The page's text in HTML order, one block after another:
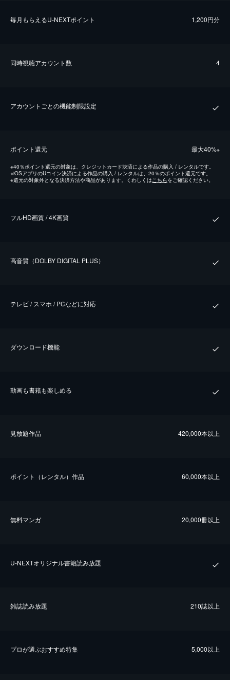
毎⽉もらえるU-NEXTポイント 1,200円分
同時視聴アカウント数 4
アカウントごとの機能制限設定
ポイント還元 最⼤40%※
※40％ポイント還元の対象は、クレジットカード決済による作品の購入 / レンタルです。
※iOSアプリのUコイン決済による作品の購入 / レンタルは、20％のポイント還元です。
※還元の対象外となる決済方法や商品があります。くわしくはこちらをご確認ください。
フルHD画質 / 4K画質
⾼⾳質（DOLBY DIGITAL PLUS）
テレビ / スマホ / PCなどに対応
ダウンロード機能
動画も書籍も楽しめる
⾒放題作品 420,000本以上
ポイント（レンタル）作品 60,000本以上
無料マンガ 20,000冊以上
U-NEXTオリジナル書籍読み放題
雑誌読み放題 210誌以上
プロが選ぶおすすめ特集 5,000以上